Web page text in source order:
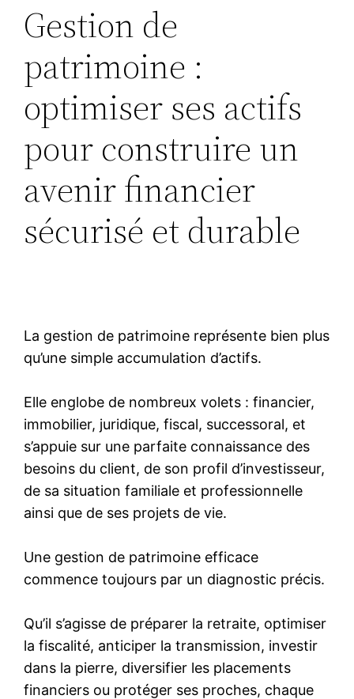
Gestion de
patrimoine :
optimiser ses actifs
pour construire un
avenir financier
sécurisé et durable
La gestion de patrimoine représente bien plus
qu’une simple accumulation d’actifs.
Elle englobe de nombreux volets : financier,
immobilier, juridique, fiscal, successoral, et
s’appuie sur une parfaite connaissance des
besoins du client, de son profil d’investisseur,
de sa situation familiale et professionnelle
ainsi que de ses projets de vie.
Une gestion de patrimoine efficace
commence toujours par un diagnostic précis.
Qu’il s’agisse de préparer la retraite, optimiser
la fiscalité, anticiper la transmission, investir
dans la pierre, diversifier les placements
financiers ou protéger ses proches, chaque